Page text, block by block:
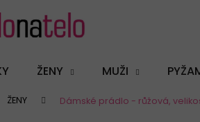
ŽENY MUŽI
ŽENY Dámské prádlo - růžová,